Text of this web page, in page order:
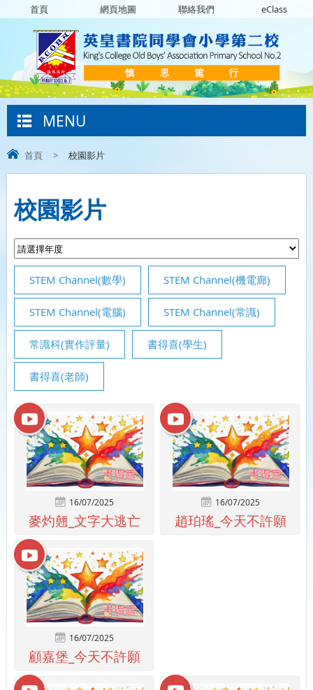
首頁 網頁地圖 聯絡我們 eClass
MENU
首頁 > 校園影片
校園影片
STEM Channel(數學) STEM Channel(機電廊)
STEM Channel(電腦) STEM Channel(常識)
常識科(實作評量) 書得喜(學生)
書得喜(老師)
16/07/2025
麥灼翹_文字大逃亡
16/07/2025
趙珀瑤_今天不許願
16/07/2025
顧嘉堡_今天不許願